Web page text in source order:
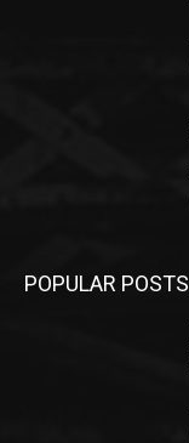
POPULAR POSTS